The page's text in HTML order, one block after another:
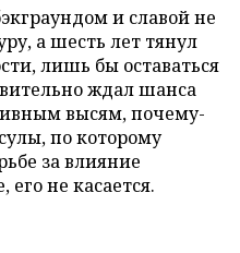
и славой не
а шесть лет тянул
лишь бы оставаться
ждал шанса
высям, почему-
по которому
за влияние
не касается.